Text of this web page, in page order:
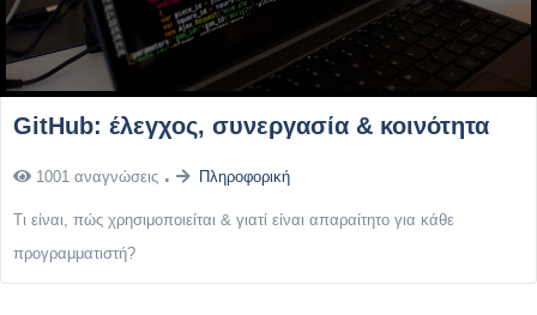
GitHub: έλεγχος, συνεργασία & κοινότητα
1001 αναγνώσεις Πληροφορική
Τι είναι, πώς χρησιμοποιείται & γιατί είναι απαραίτητο για κάθε
προγραμματιστή?